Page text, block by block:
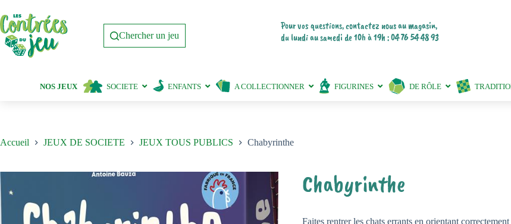
au
contenu
Chercher un jeu
Pour vos questions, contactez nous au magasin,
du lundi au samedi de 10h à 19h : 04 76 54 48 93
NOS JEUX SOCIETE ENFANTS A COLLECTIONNER FIGURINES DE RÔLE
Accueil JEUX DE SOCIETE JEUX TOUS PUBLICS Chabyrinthe
Chabyrinthe
Faites rentrer les chats errants en orientant